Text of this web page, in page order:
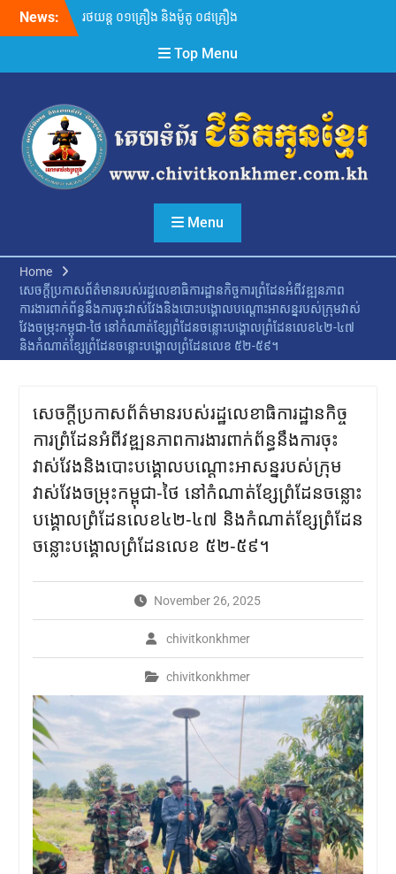
News:
រថយន្ត ០១គ្រឿង និងម៉ូតូ ០៨គ្រឿង
បង្ក្រាបយកម្ចាស់ទៅព្រមាន និង
អប់រំជាបន្តបន្ទាប់ ពាក់ព័ន្ធកែច្នៃ
បច្ចេកទេស!
សាកលវិទ្យាល័យសម្តេចព្រះ
មហាសង្ឃរាជ បួរ គ្រី ផ្តល់
អាហារូបករណ៍ ចំនួន ១០០ កន្លែង
សម្រាប់ថ្នាក់បរិញ្ញាបត្រ ឆ្នាំ
សិក្សា២០២៦-២០២៧ ជូនដល់
សិស្ស-និស្សិត ដែលពុំមានលទ្ធភាព
គ្រប់គ្រាន់ បន្តការសិក្សា តាមរយៈ
រដ្ឋបាលខេត្តកណ្ដាល។
ការងារសន្តិសុខ សណ្តាប់ធ្នាប់
របៀបរៀបរយសាធារណៈ អនាម័យ
បរិស្ថាន នៅតាមបរិវេណមណ្ឌល
ប្រឡងសញ្ញាបត្រទុតិយភូមិដែល
Top Menu
Menu
Home
សេចក្ដីប្រកាសព័ត៌មានរបស់រដ្ឋលេខាធិការដ្ឋានកិច្ចការព្រំដែនអំពីវឌ្ឍនភាព
ការងារពាក់ព័ន្ធនឹងការចុះវាស់វែងនិងបោះបង្គោលបណ្តោះអាសន្នរបស់ក្រុមវាស់
វែងចម្រុះកម្ពុជា-ថៃ នៅកំណាត់ខ្សែព្រំដែនចន្លោះបង្គោលព្រំដែនលេខ៤២-៤៧
និងកំណាត់ខ្សែព្រំដែនចន្លោះបង្គោលព្រំដែនលេខ ៥២-៥៩។
សេចក្ដីប្រកាសព័ត៌មានរបស់រដ្ឋលេខាធិការដ្ឋានកិច្ច
ការព្រំដែនអំពីវឌ្ឍនភាពការងារពាក់ព័ន្ធនឹងការចុះ
វាស់វែងនិងបោះបង្គោលបណ្តោះអាសន្នរបស់ក្រុម
វាស់វែងចម្រុះកម្ពុជា-ថៃ នៅកំណាត់ខ្សែព្រំដែនចន្លោះ
បង្គោលព្រំដែនលេខ៤២-៤៧ និងកំណាត់ខ្សែព្រំដែន
ចន្លោះបង្គោលព្រំដែនលេខ ៥២-៥៩។
November 26, 2025
chivitkonkhmer
chivitkonkhmer